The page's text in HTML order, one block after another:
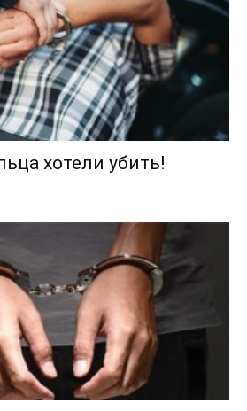
хотели убить!